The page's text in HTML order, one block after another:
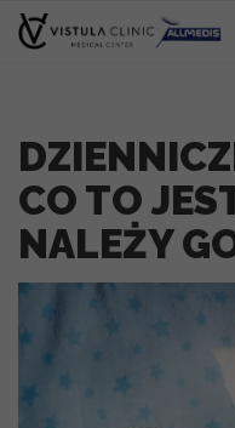
CO TO
NALEŻY